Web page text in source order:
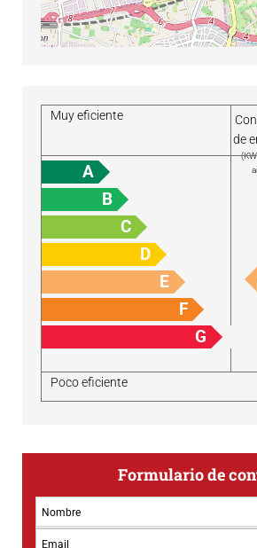
Muy eficiente
de
A
B
C
D
E
F
G
Poco eficiente
Formulario de